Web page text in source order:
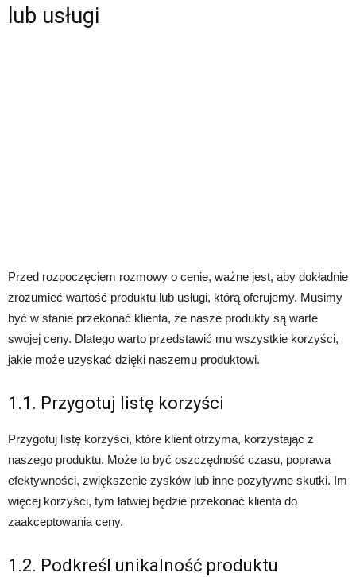
lub usługi
Przed rozpoczęciem rozmowy o cenie, ważne jest, aby dokładnie
zrozumieć wartość produktu lub usługi, którą oferujemy. Musimy
być w stanie przekonać klienta, że nasze produkty są warte
swojej ceny. Dlatego warto przedstawić mu wszystkie korzyści,
jakie może uzyskać dzięki naszemu produktowi.
1.1. Przygotuj listę korzyści
Przygotuj listę korzyści, które klient otrzyma, korzystając z
naszego produktu. Może to być oszczędność czasu, poprawa
efektywności, zwiększenie zysków lub inne pozytywne skutki. Im
więcej korzyści, tym łatwiej będzie przekonać klienta do
zaakceptowania ceny.
1.2. Podkreśl unikalność produktu